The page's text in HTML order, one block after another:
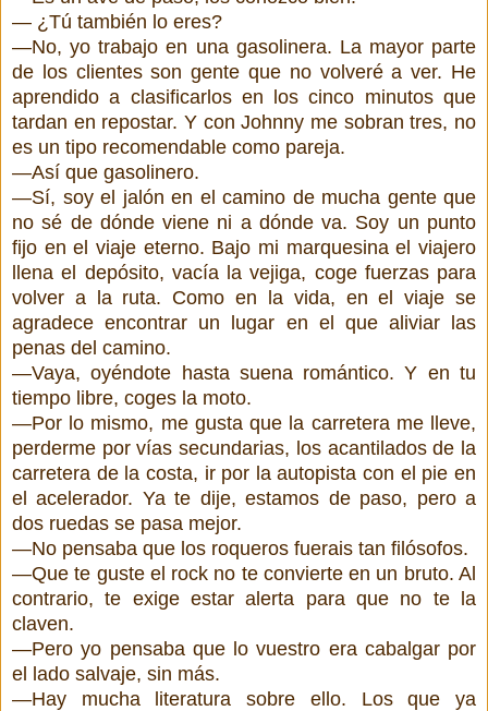
— ¿Tú también lo eres?
—No, yo trabajo en una gasolinera. La mayor parte
de los clientes son gente que no volveré a ver. He
aprendido a clasificarlos en los cinco minutos que
tardan en repostar. Y con Johnny me sobran tres, no
es un tipo recomendable como pareja.
—Así que gasolinero.
—Sí, soy el jalón en el camino de mucha gente que
no sé de dónde viene ni a dónde va. Soy un punto
fijo en el viaje eterno. Bajo mi marquesina el viajero
llena el depósito, vacía la vejiga, coge fuerzas para
volver a la ruta. Como en la vida, en el viaje se
agradece encontrar un lugar en el que aliviar las
penas del camino.
—Vaya, oyéndote hasta suena romántico. Y en tu
tiempo libre, coges la moto.
—Por lo mismo, me gusta que la carretera me lleve,
perderme por vías secundarias, los acantilados de la
carretera de la costa, ir por la autopista con el pie en
el acelerador. Ya te dije, estamos de paso, pero a
dos ruedas se pasa mejor.
—No pensaba que los roqueros fuerais tan filósofos.
—Que te guste el rock no te convierte en un bruto. Al
contrario, te exige estar alerta para que no te la
claven.
—Pero yo pensaba que lo vuestro era cabalgar por
el lado salvaje, sin más.
—Hay mucha literatura sobre ello. Los que ya